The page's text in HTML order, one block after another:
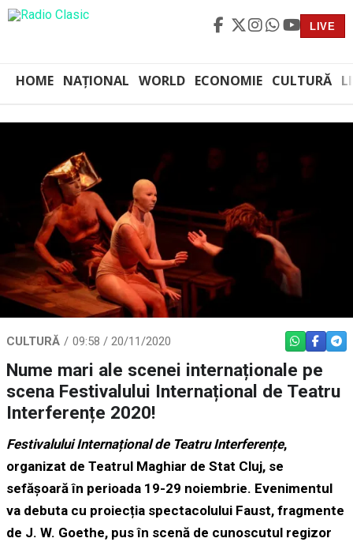
LIVE
HOME NAȚIONAL WORLD ECONOMIE CULTURĂ
CULTURĂ 09:58 / 20/11/2020 WHATSAPP
Nume mari ale scenei internaționale pe
scena Festivalului Internațional de Teatru
Interferențe 2020!
Festivalului Internațional de Teatru Interferențe,
organizat de Teatrul Maghiar de Stat Cluj, se
sefășoară în perioada 19-29 noiembrie. Evenimentul
va debuta cu proiecția spectacolului Faust, fragmente
de J. W. Goethe, pus în scenă de cunoscutul regizor